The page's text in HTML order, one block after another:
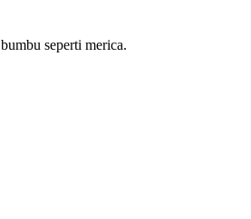
seperti merica.